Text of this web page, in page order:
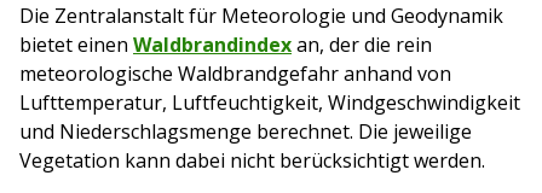
Die Zentralanstalt für Meteorologie und Geodynamik
bietet einen Waldbrandindexan, der die rein
meteorologische Waldbrandgefahr anhand von
Lufttemperatur, Luftfeuchtigkeit, Windgeschwindigkeit
und Niederschlagsmenge berechnet. Die jeweilige
Vegetation kann dabei nicht berücksichtigt werden.